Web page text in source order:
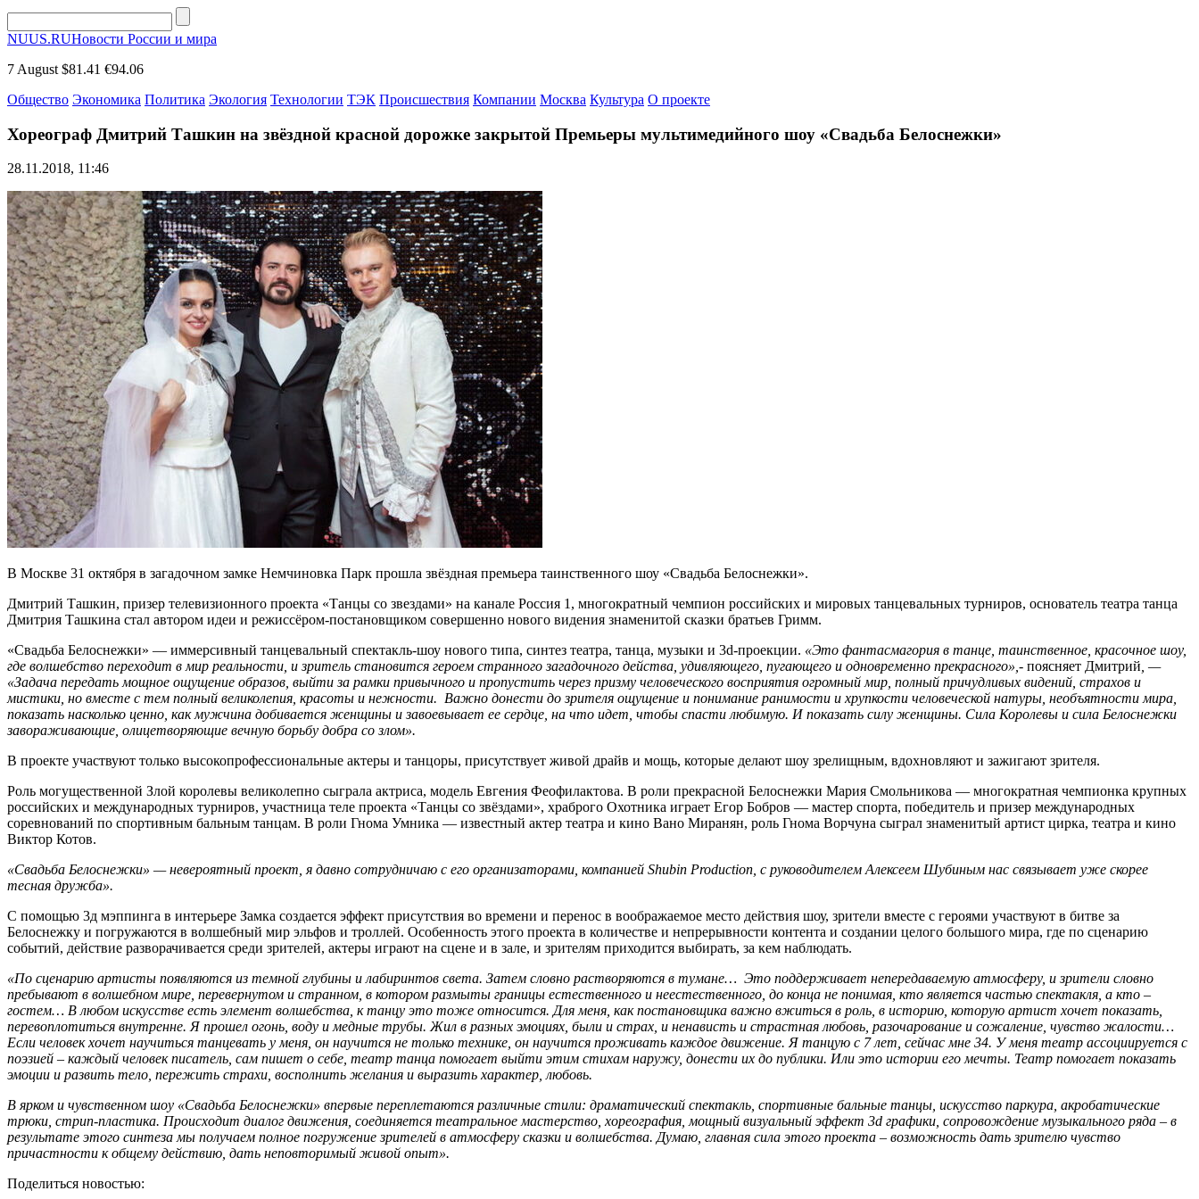
NUUS.RUНовости России и мира
7 August $81.41 €94.06
Общество Экономика Политика Экология Технологии ТЭК Происшествия Компании Москва Культура О проекте
Хореограф Дмитрий Ташкин на звёздной красной дорожке закрытой Премьеры мультимедийного шоу «Свадьба Белоснежки»
28.11.2018, 11:46
В Москве 31 октября в загадочном замке Немчиновка Парк прошла звёздная премьера таинственного шоу «Свадьба Белоснежки».
Дмитрий Ташкин, призер телевизионного проекта «Танцы со звездами» на канале Россия 1, многократный чемпион российских и мировых танцевальных турниров, основатель театра танца
Дмитрия Ташкина стал автором идеи и режиссёром-постановщиком совершенно нового видения знаменитой сказки братьев Гримм.
«Свадьба Белоснежки» — иммерсивный танцевальный спектакль-шоу нового типа, синтез театра, танца, музыки и 3d-проекции. «Это фантасмагория в танце, таинственное, красочное шоу,
где волшебство переходит в мир реальности, и зритель становится героем странного загадочного действа, удивляющего, пугающего и одновременно прекрасного»,- поясняет Дмитрий, —
«Задача передать мощное ощущение образов, выйти за рамки привычного и пропустить через призму человеческого восприятия огромный мир, полный причудливых видений, страхов и
мистики, но вместе с тем полный великолепия, красоты и нежности. Важно донести до зрителя ощущение и понимание ранимости и хрупкости человеческой натуры, необъятности мира,
показать насколько ценно, как мужчина добивается женщины и завоевывает ее сердце, на что идет, чтобы спасти любимую. И показать силу женщины. Сила Королевы и сила Белоснежки
завораживающие, олицетворяющие вечную борьбу добра со злом».
В проекте участвуют только высокопрофессиональные актеры и танцоры, присутствует живой драйв и мощь, которые делают шоу зрелищным, вдохновляют и зажигают зрителя.
Роль могущественной Злой королевы великолепно сыграла актриса, модель Евгения Феофилактова. В роли прекрасной Белоснежки Мария Смольникова — многократная чемпионка крупных
российских и международных турниров, участница теле проекта «Танцы со звёздами», храброго Охотника играет Егор Бобров — мастер спорта, победитель и призер международных
соревнований по спортивным бальным танцам. В роли Гнома Умника — известный актер театра и кино Вано Миранян, роль Гнома Ворчуна сыграл знаменитый артист цирка, театра и кино
Виктор Котов.
«Свадьба Белоснежки» — невероятный проект, я давно сотрудничаю с его организаторами, компанией Shubin Production, с руководителем Алексеем Шубиным нас связывает уже скорее
тесная дружба».
С помощью 3д мэппинга в интерьере Замка создается эффект присутствия во времени и перенос в воображаемое место действия шоу, зрители вместе с героями участвуют в битве за
Белоснежку и погружаются в волшебный мир эльфов и троллей. Особенность этого проекта в количестве и непрерывности контента и создании целого большого мира, где по сценарию
событий, действие разворачивается среди зрителей, актеры играют на сцене и в зале, и зрителям приходится выбирать, за кем наблюдать.
«По сценарию артисты появляются из темной глубины и лабиринтов света. Затем словно растворяются в тумане… Это поддерживает непередаваемую атмосферу, и зрители словно
пребывают в волшебном мире, перевернутом и странном, в котором размыты границы естественного и неестественного, до конца не понимая, кто является частью спектакля, а кто –
гостем… В любом искусстве есть элемент волшебства, к танцу это тоже относится. Для меня, как постановщика важно вжиться в роль, в историю, которую артист хочет показать,
перевоплотиться внутренне. Я прошел огонь, воду и медные трубы. Жил в разных эмоциях, были и страх, и ненависть и страстная любовь, разочарование и сожаление, чувство жалости…
Если человек хочет научиться танцевать у меня, он научится не только технике, он научится проживать каждое движение. Я танцую с 7 лет, сейчас мне 34. У меня театр ассоциируется с
поэзией – каждый человек писатель, сам пишет о себе, театр танца помогает выйти этим стихам наружу, донести их до публики. Или это истории его мечты. Театр помогает показать
эмоции и развить тело, пережить страхи, восполнить желания и выразить характер, любовь.
В ярком и чувственном шоу «Свадьба Белоснежки» впервые переплетаются различные стили: драматический спектакль, спортивные бальные танцы, искусство паркура, акробатические
трюки, стрип-пластика. Происходит диалог движения, соединяется театральное мастерство, хореография, мощный визуальный эффект 3d графики, сопровождение музыкального ряда – в
результате этого синтеза мы получаем полное погружение зрителей в атмосферу сказки и волшебства. Думаю, главная сила этого проекта – возможность дать зрителю чувство
причастности к общему действию, дать неповторимый живой опыт».
Поделиться новостью: